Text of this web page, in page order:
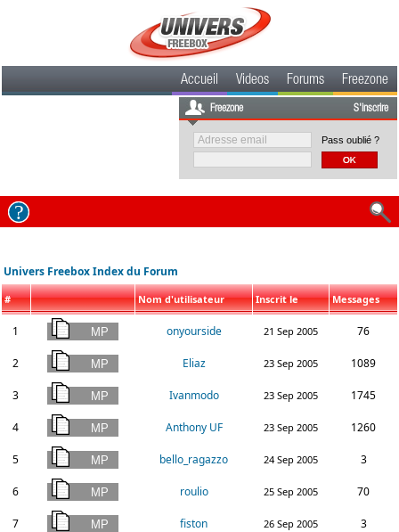
Accueil Videos Forums Freezone
Freezone S'inscrire
Pass oublié ?
Univers Freebox Index du Forum
# Nom d'utilisateur Inscrit le Messages
1 onyourside 21 Sep 2005 76
2 Eliaz 23 Sep 2005 1089
3 Ivanmodo 23 Sep 2005 1745
4 Anthony UF 23 Sep 2005 1260
5 bello_ragazzo 24 Sep 2005 3
6 roulio 25 Sep 2005 70
7 fiston 26 Sep 2005 3